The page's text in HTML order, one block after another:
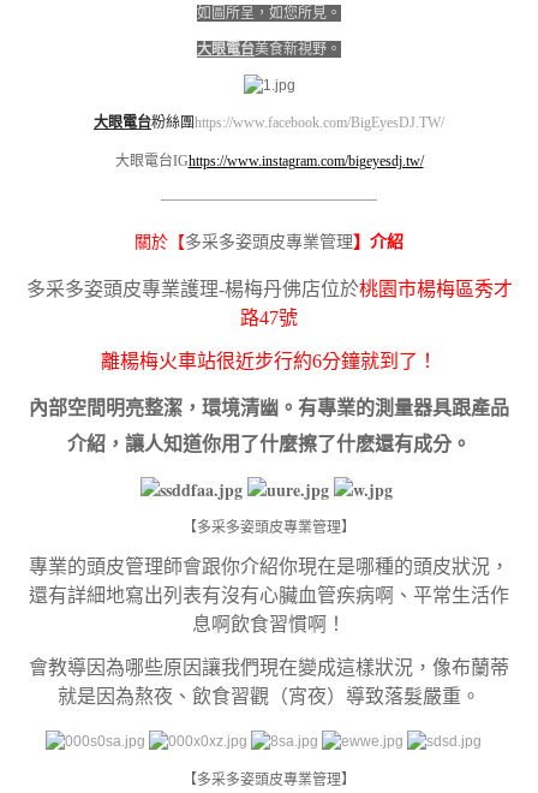
如圖所呈，如您所見。
大眼電台美食新視野。
大眼電台粉絲團https://www.facebook.com/BigEyesDJ.TW/
大眼電台IGhttps://www.instagram.com/bigeyesdj.tw/
————————————————————
關於【多采多姿頭皮專業管理】介紹
多采多姿頭皮專業護理-楊梅丹佛店位於桃園市楊梅區秀才
路47號
離楊梅火車站很近步行約6分鐘就到了！
內部空間明亮整潔，環境清幽。有專業的測量器具跟產品
介紹，讓人知道你用了什麼擦了什麽還有成分。
【多采多姿頭皮專業管理】
專業的頭皮管理師會跟你介紹你現在是哪種的頭皮狀況，
還有詳細地寫出列表有沒有心臟血管疾病啊、平常生活作
息啊飲食習慣啊！
會教導因為哪些原因讓我們現在變成這樣狀況，像布蘭蒂
就是因為熬夜、飲食習觀（宵夜）導致落髮嚴重。
【多采多姿頭皮專業管理】